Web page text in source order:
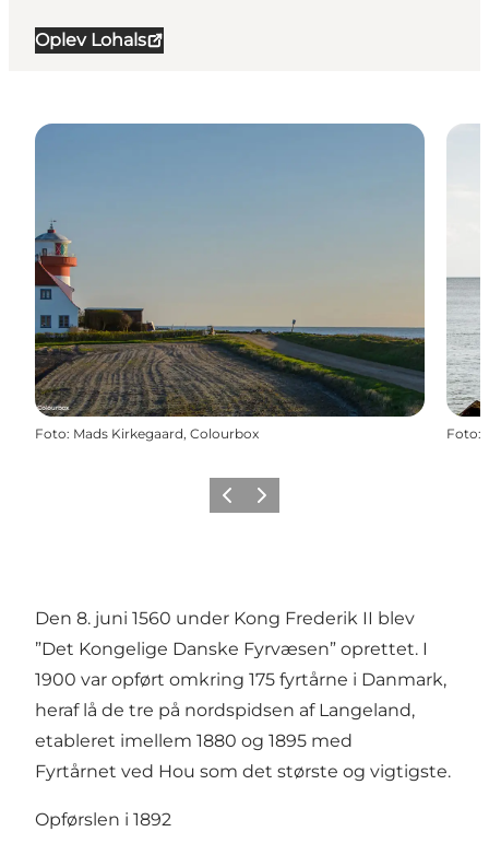
Oplev Lohals
Foto: Mads Kirkegaard, Colourbox Foto:
ForrigeNæste
Den 8. juni 1560 under Kong Frederik II blev
”Det Kongelige Danske Fyrvæsen” oprettet. I
1900 var opført omkring 175 fyrtårne i Danmark,
heraf lå de tre på nordspidsen af Langeland,
etableret imellem 1880 og 1895 med
Fyrtårnet ved Hou som det største og vigtigste.
Opførslen i 1892